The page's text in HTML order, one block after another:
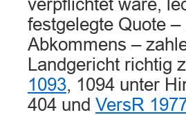
verpflichtet wäre,
festgelegte Quote
Abkommens –
Landgericht richtig
1093, 1094 unter
404 und VersR